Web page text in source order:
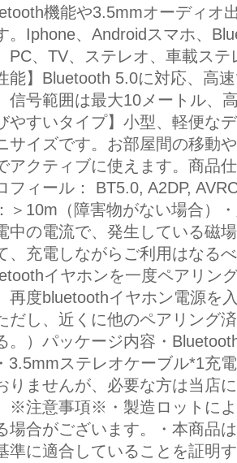
機能や3.5mmオーディオ
。Iphone、Androidスマホ、
PC、TV、ステレオ、車載ス
能】Bluetooth 5.0に対応、高
信号範囲は最大10メートル、
やすいタイプ】小型、軽便な
サイズです。お部屋間の移動
アクティブに使えます。商品
フィール： BT5.0, A2DP,
＞10m（障害物がない場合）
中の電流で、発生している磁
、充電しながらご利用はなる
イヤホンを一度ペアリン
再度bluetoothイヤホン電源を
だし、近くに他のペアリング
。）パッケージ内容・
3.5mmステレオケーブル*1充
りませんが、必要な方は当店
※注意事項※・製造ロットに
場合がございます。・本商品
準に適合していることを証明